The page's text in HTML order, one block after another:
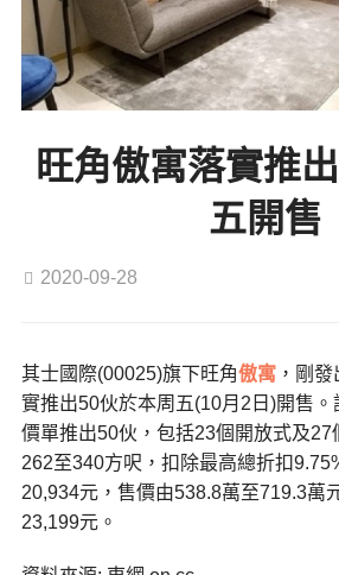
旺角傲寓落實推
五開售
2020-09-28
其士國際(00025)旗下旺角傲寓，剛發
實推出50伙於本周五(10月2日)開售
價單推出50伙，包括23個開放式及27
262至340方呎，扣除最高總折扣
20,934元，售價由538.8萬至719.3萬
23,199元。